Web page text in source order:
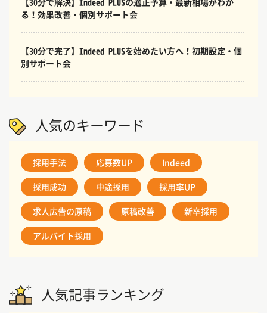
る！効果改善・個別サポート会
【30分で完了】Indeed PLUSを始めたい方へ！初期設定・個
別サポート会
人気のキーワード
採用手法 応募数UP Indeed
採用成功 中途採用 採用率UP
求人広告の原稿 原稿改善 新卒採用
アルバイト採用
人気記事ランキング